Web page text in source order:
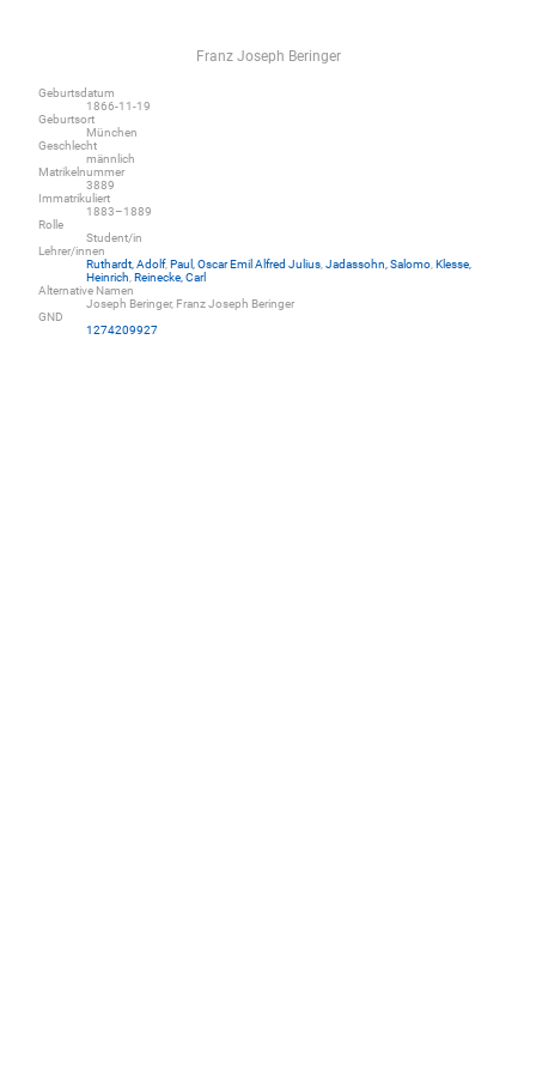
Franz Joseph Beringer
Geburtsdatum
1866-11-19
Geburtsort
München
Geschlecht
männlich
Matrikelnummer
3889
Immatrikuliert
1883–1889
Rolle
Student/in
Lehrer/innen
Ruthardt, Adolf, Paul, Oscar Emil Alfred Julius Jadassohn, Salomo Klesse,
Heinrich Reinecke, Carl
Alternative Namen
Joseph Beringer, Franz Joseph Beringer
GND
1274209927